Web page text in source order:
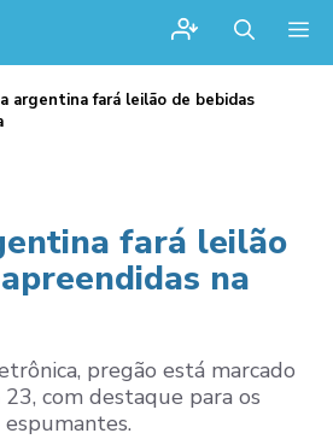
argentina fará leilão de bebidas
fará leilão
na
pregão está marcado
com destaque para os